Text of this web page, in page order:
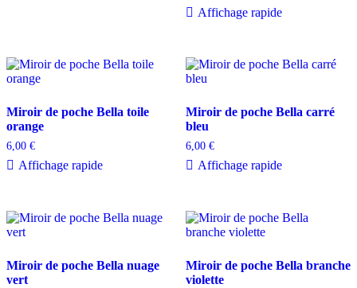
Affichage rapide
Miroir de poche Bella toile
orange
6,00 €
Affichage rapide
Miroir de poche Bella carré
bleu
6,00 €
Affichage rapide
Miroir de poche Bella nuage
vert
Miroir de poche Bella branche
violette